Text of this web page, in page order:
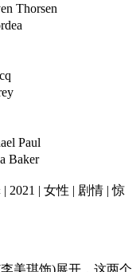
Paul
| 女性 | 剧情 | 惊
美琪饰)展开，这两个